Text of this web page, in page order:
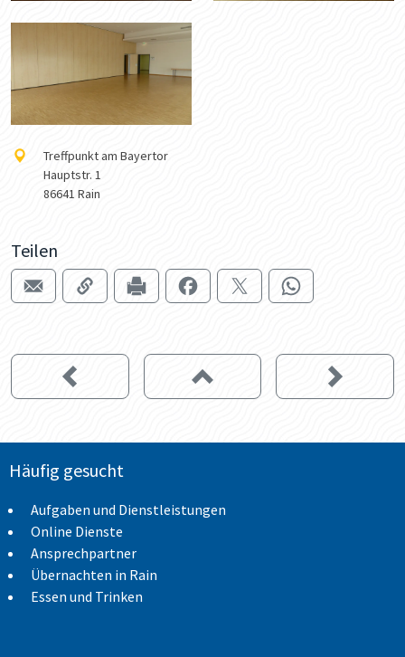
Treffpunkt am Bayertor
Hauptstr. 1
86641 Rain
Teilen
Häufig gesucht
Aufgaben und Dienstleistungen
Online Dienste
Ansprechpartner
Übernachten in Rain
Essen und Trinken